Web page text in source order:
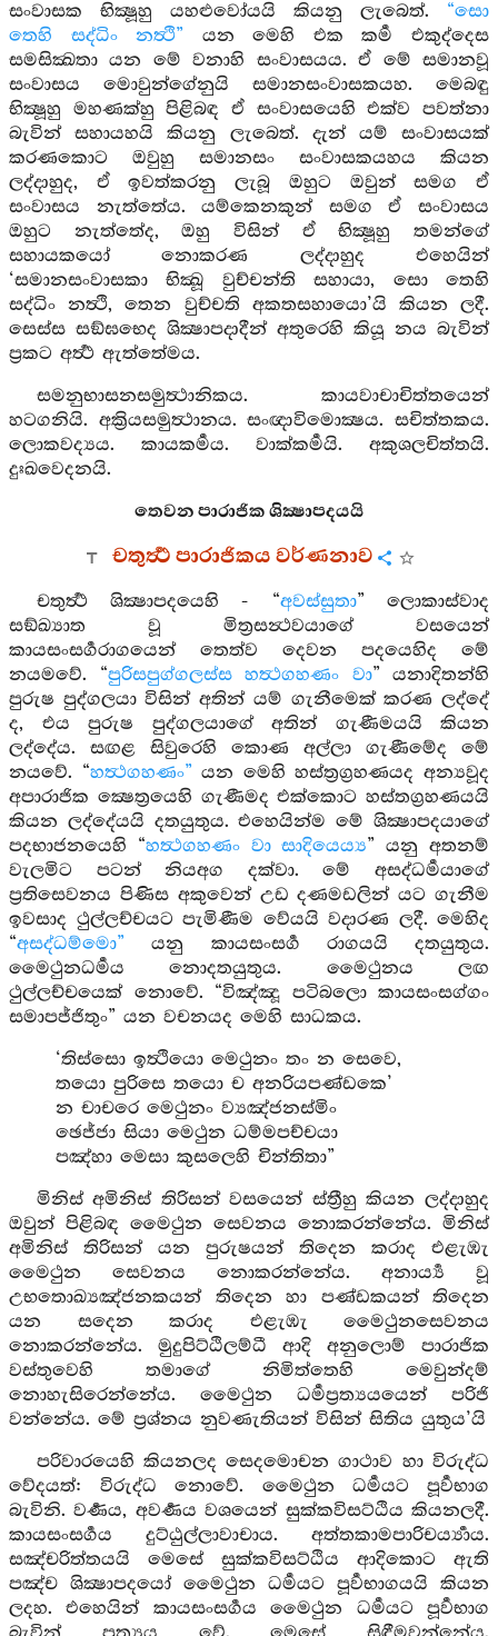
සංවාසක භික්‍ෂූහු යහළුවෝයයි කියනු ලැබෙත්. “සො
තෙහි සද්ධිං නත්‍ථි” යන මෙහි එක කර්‍ම එකුද්දෙස
සමසික්‍ඛතා යන මේ වනාහි සංවාසයය. ඒ මේ සමානවූ
සංවාසය මොවුන්ගේනුයි සමානසංවාසකයහ. මෙබඳු
භික්‍ෂූහු මහණක්හු පිළිබඳ ඒ සංවාසයෙහි එක්ව පවත්නා
බැවින් සහායහයි කියනු ලැබෙත්. දැන් යම් සංවාසයක්
කරණකොට ඔවුහු සමානසං සංවාසකයහය කියන
ලද්දාහුද, ඒ ඉවත්කරනු ලැබූ ඔහුට ඔවුන් සමග ඒ
සංවාසය නැත්තේය. යම්කෙනකුන් සමග ඒ සංවාසය
ඔහුට නැත්තේද, ඔහු විසින් ඒ භික්‍ෂූහු තමන්ගේ
සහායකයෝ නොකරණ ලද්දාහුද එහෙයින්
‘සමානසංවාසකා භික්‍ඛූ වුච්චන්ති සහායා, සො තෙහි
සද්ධිං නත්‍ථි, තෙන වුච්චති අකතසහායො’යි කියන ලදී.
සෙස්ස සඞ්ඝභෙද ශික්‍ෂාපදාදීන් අතුරෙහි කියූ නය බැවින්
ප්‍රකට අර්‍ත්‍ථ ඇත්තේමය.
සමනුභාසනසමුත්‍ථානිකය. කායවාචාචිත්තයෙන්
හටගනියි. අක්‍රියසමුත්‍ථානය. සංඥාවිමොක්‍ෂය. සචිත්තකය.
ලොකවද්‍යය. කායකර්‍මය. වාක්කර්‍මයි. අකුශලචිත්තයි.
දුඃඛවෙදනයි.
තෙවන පාරාජික ශික්‍ෂාපදයයි
චතුර්‍ත්‍ථ පාරාජිකය වර්ණනාව
චතුර්‍ත්‍ථ ශික්‍ෂාපදයෙහි - “අවස්සුතා” ලොකාස්වාද
සඞ්ඛ්‍යාත වූ මිත්‍රසන්‍ථවයාගේ වසයෙන්
කායසංසර්‍ගරාගයෙන් තෙත්ව දෙවන පදයෙහිද මේ
නයමවේ. “පුරිසපුග්ගලස්ස හත්‍ථගහණං වා” යනාදිතන්හි
පුරුෂ පුද්ගලයා විසින් අතින් යම් ගැනීමෙක් කරණ ලද්දේ
ද, එය පුරුෂ පුද්ගලයාගේ අතින් ගැණීමයයි කියන
ලද්දේය. සඟළ සිවුරෙහි කොණ අල්ලා ගැණීමේද මේ
නයවේ. “හත්‍ථගහණං” යන මෙහි හස්ත්‍රග්‍රහණයද අන්‍යවූද
අපාරාජික ක්‍ෂෙත්‍රයෙහි ගැණීමද එක්කොට හස්තග්‍රහණයයි
කියන ලද්දේයයි දතයුතුය. එහෙයින්ම මේ ශික්‍ෂාපදයාගේ
පදභාජනයෙහි “හත්‍ථගහණං වා සාදියෙය්‍ය” යනු අතනම්
වැලමිට පටන් නියඅග දක්වා. මේ අසද්ධර්‍මයාගේ
ප්‍රතිසෙවනය පිණිස අකුවෙන් උඩ දණමඩලින් යට ගැනීම
ඉවසාද ථුල්ලච්චයට පැමිණීම වේයයි වදාරණ ලදී. මෙහිද
“අසද්ධම්මො” යනු කායසංසර්‍ග රාගයයි දතයුතුය.
මෛථුනධර්‍මය නොදතයුතුය. මෛථුනය ලඟ
ථුල්ලච්චයෙක් නොවේ. “විඤ්ඤූ පටිබලො කායසංසග්ගං
සමාපජ්ජිතුං” යන වචනයද මෙහි සාධකය.
‘තිස්සො ඉත්‍ථියො මෙථුනං තං න සෙවෙ,
තයො පුරිසෙ තයො ච අනරියපණ්ඩකෙ’
න චාචරෙ මෙථුනං ව්‍යඤ්ජනස්මිං
ඡෙජ්ජා සියා මෙථුන ධම්මපච්චයා
පඤ්හා මෙසා කුසලෙහි චින්තිතා”
මිනිස් අමිනිස් තිරිසන් වසයෙන් ස්ත්‍රීහු කියන ලද්දාහුද
ඔවුන් පිළිබඳ මෛථුන සෙවනය නොකරන්නේය. මිනිස්
අමිනිස් තිරිසන් යන පුරුෂයන් තිදෙන කරාද එළැඹැ
මෛථුන සෙවනය නොකරන්නේය. අනාර්‍ය්‍ය වූ
උභතොඛ්‍යඤ්ජනකයන් තිදෙන හා පණ්ඩකයන් තිදෙන
යන සදෙන කරාද එළැඹැ මෛථුනසෙවනය
නොකරන්නේය. මුදුපිට්ඨිලම්ධී ආදි අනුලොම් පාරාජික
වස්තුවෙහි තමාගේ නිමිත්තෙහි මෙවුන්දම්
නොහැසිරෙන්නේය. මෛථුන ධර්‍මප්‍රත්‍යයයෙන් පරිජි
වන්නේය. මේ ප්‍රශ්නය නුවණැතියන් විසින් සිතිය යුතුය’යි
පරිවාරයෙහි කියනලද සෙදමොචන ගාථාව හා විරුද්ධ
වේදයත්: විරුද්ධ නොවේ. මෛථුන ධර්‍මයට පූර්‍වභාග
බැවිනි. වර්‍ණය, අවර්‍ණය වශයෙන් සුක්කවිසට්ඨිය කියනලදී.
කායසංසර්‍ගය දුට්ඨුල්ලාවාචාය. අත්තකාමපාරිචර්‍ය්‍යාය.
සඤ්චරිත්තයයි මෙසේ සුක්කවිසට්ඨිය ආදිකොට ඇති
පඤ්ච ශික්‍ෂාපදයෝ මෛථුන ධර්‍මයට පූර්‍වභාගයයි කියන
ලදහ. එහෙයින් කායසංසර්‍ගය මෛථුන ධර්‍මයට පූර්‍වභාග